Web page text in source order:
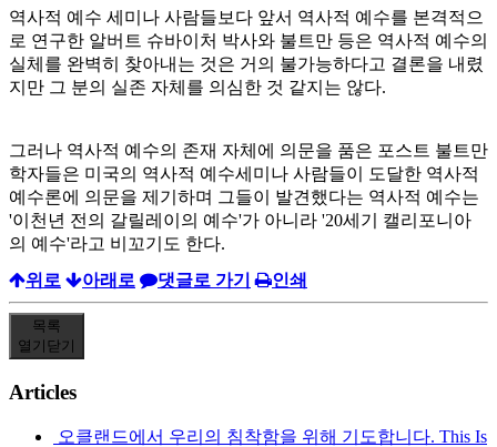
역사적 예수 세미나 사람들보다 앞서 역사적 예수를 본격적으
로 연구한 알버트 슈바이처 박사와 불트만 등은 역사적 예수의
실체를 완벽히 찾아내는 것은 거의 불가능하다고 결론을 내렸
지만 그 분의 실존 자체를 의심한 것 같지는 않다.
그러나 역사적 예수의 존재 자체에 의문을 품은 포스트 불트만
학자들은 미국의 역사적 예수세미나 사람들이 도달한 역사적
예수론에 의문을 제기하며 그들이 발견했다는 역사적 예수는
'이천년 전의 갈릴레이의 예수'가 아니라 '20세기 캘리포니아
의 예수'라고 비꼬기도 한다.
위로
아래로 댓글로 가기 인쇄
목록
열기 닫기
Articles
오클랜드에서 우리의 침착함을 위해 기도합니다. This Is